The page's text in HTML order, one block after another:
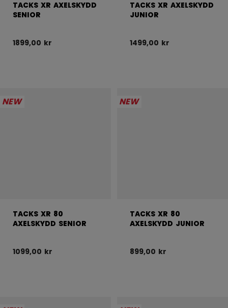
TACKS XR AXELSKYDD
SENIOR
1899,00 kr
TACKS XR AXELSKYDD
JUNIOR
1499,00 kr
NEW
TACKS XR 80
AXELSKYDD SENIOR
1099,00 kr
NEW
TACKS XR 80
AXELSKYDD JUNIOR
899,00 kr